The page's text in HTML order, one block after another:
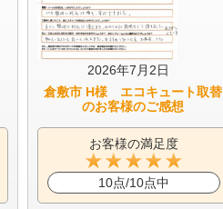
2026年7月2日
倉敷市 H様 エコキュート取替
のお客様のご感想
お客様の満足度
10点/10点中